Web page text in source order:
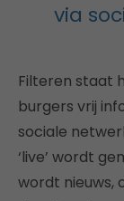
via
Filteren staat
burgers vrij
sociale
‘live’ wordt
wordt nieuws,